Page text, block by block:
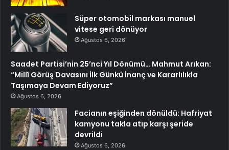
Süper otomobil markası manuel
vitese geri dönüyor
Ağustos 6, 2026
Saadet Partisi’nin 25’nci Yıl Dönümü… Mahmut Arıkan:
“Millî Görüş Davasını İlk Günkü İnanç ve Kararlılıkla
Taşımaya Devam Ediyoruz”
Ağustos 6, 2026
Facianın eşiğinden dönüldü: Hafriyat
kamyonu takla atıp karşı şeride
devrildi
Ağustos 6, 2026